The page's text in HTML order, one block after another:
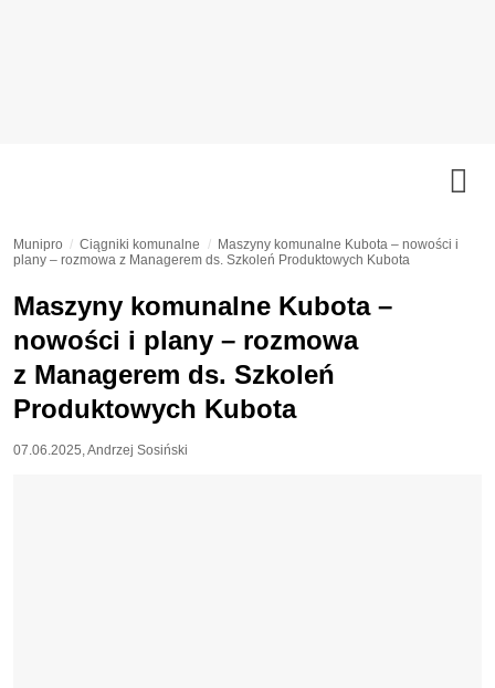
Munipro Ciągniki komunalne
Maszyny komunalne Kubota – nowości i
plany – rozmowa z Managerem ds. Szkoleń Produktowych Kubota
Maszyny komunalne Kubota –
nowości i plany – rozmowa
z Managerem ds. Szkoleń
Produktowych Kubota
07.06.2025,Andrzej Sosiński